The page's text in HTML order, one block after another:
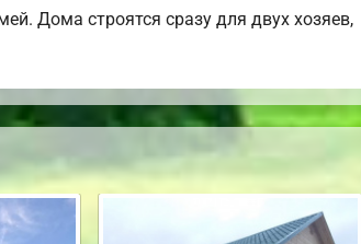
Дома строятся сразу для двух хозяев,